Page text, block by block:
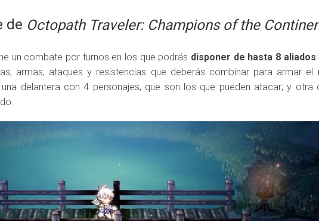
de Octopath Traveler: Champions of the
un combate por turnos en los que podrás disponer de hasta 8 aliados
armas, ataques y resistencias que deberás combinar para armar el
delantera con 4 personajes, que son los que pueden atacar; y otra